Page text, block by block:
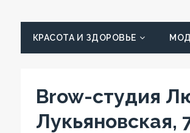
КРАСОТА И ЗДОРОВЬЕ
Brow-студия
Лукьяновская,